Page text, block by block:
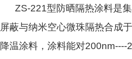
ZS-221型防晒隔热涂料是集
屏蔽与纳米空心微珠隔热合成
降温涂料，涂料能对200nm----